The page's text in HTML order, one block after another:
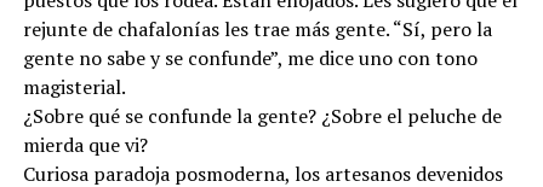
rejunte de chafalonías les trae más gente. “Sí, pero la
gente no sabe y se confunde”, me dice uno con tono
magisterial.
¿Sobre qué se confunde la gente? ¿Sobre el peluche de
mierda que vi?
Curiosa paradoja posmoderna, los artesanos devenidos